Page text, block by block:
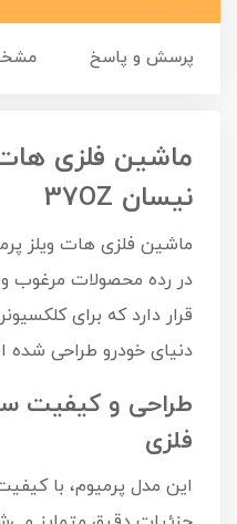
پرسش و پاسخ
ماشین فلزی هات
نیسان 37OZ
قرار دارد که برای
دنیای خودرو طراحی
طراحی و کیفیت
فلزی
این مدل پرمیوم، با